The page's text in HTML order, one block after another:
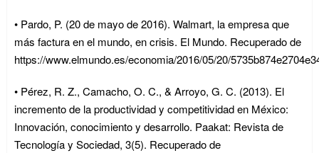
• Pardo, P. (20 de mayo de 2016). Walmart, la empresa que
más factura en el mundo, en crisis. El Mundo. Recuperado de
https://www.elmundo.es/economia/2016/05/20/
• Pérez, R. Z., Camacho, O. C., & Arroyo, G. C. (2013). El
incremento de la productividad y competitividad en México:
Innovación, conocimiento y desarrollo. Paakat: Revista de
Tecnología y Sociedad, 3(5). Recuperado de